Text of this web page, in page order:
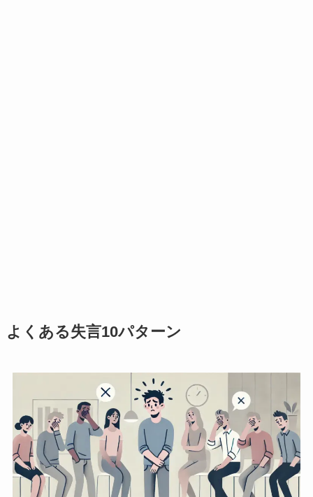
よくある失言10パターン